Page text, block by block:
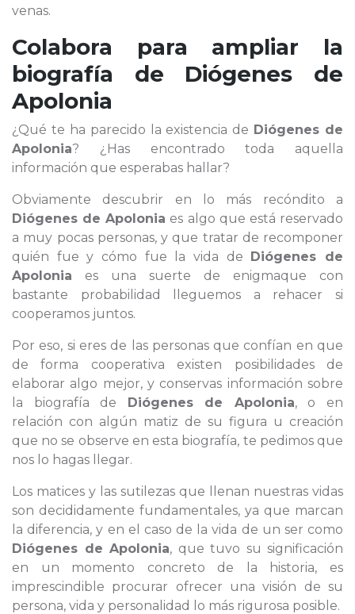
venas.
Colabora para ampliar la
biografía de Diógenes de
Apolonia
¿Qué te ha parecido la existencia de Diógenes de
Apolonia? ¿Has encontrado toda aquella
información que esperabas hallar?
Obviamente descubrir en lo más recóndito a
Diógenes de Apolonia es algo que está reservado
a muy pocas personas, y que tratar de recomponer
quién fue y cómo fue la vida de Diógenes de
Apolonia es una suerte de enigmaque con
bastante probabilidad lleguemos a rehacer si
cooperamos juntos.
Por eso, si eres de las personas que confían en que
de forma cooperativa existen posibilidades de
elaborar algo mejor, y conservas información sobre
la biografía de Diógenes de Apolonia, o en
relación con algún matiz de su figura u creación
que no se observe en esta biografía, te pedimos que
nos lo hagas llegar.
Los matices y las sutilezas que llenan nuestras vidas
son decididamente fundamentales, ya que marcan
la diferencia, y en el caso de la vida de un ser como
Diógenes de Apolonia, que tuvo su significación
en un momento concreto de la historia, es
imprescindible procurar ofrecer una visión de su
persona, vida y personalidad lo más rigurosa posible.